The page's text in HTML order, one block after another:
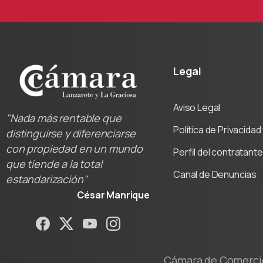
"Nada más rentable que
distinguirse y diferenciarse
con propiedad en un mundo
que tiende a la total
estandarización"
César Manrique
Legal
Aviso Legal
Política de
Perfil del contratante
Canal de Denuncias
Cámara de